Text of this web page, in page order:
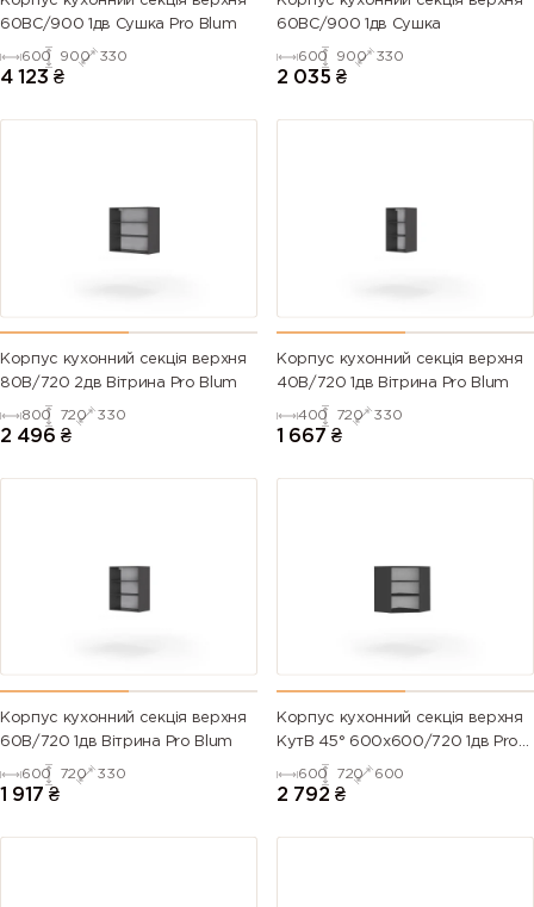
60ВС/900 1дв Сушка Pro Blum
600 900 330
4 123 ₴
60ВС/900 1дв Сушка
600 900 330
2 035 ₴
Корпус кухонний секцiя верхня
80В/720 2дв Вітрина Pro Blum
800 720 330
2 496 ₴
Корпус кухонний секцiя верхня
40В/720 1дв Вітрина Pro Blum
400 720 330
1 667 ₴
Корпус кухонний секцiя верхня
60В/720 1дв Вітрина Pro Blum
600 720 330
1 917 ₴
Корпус кухонний секцiя верхня
КутВ 45° 600х600/720 1дв Pro
600 720 600
2 792 ₴